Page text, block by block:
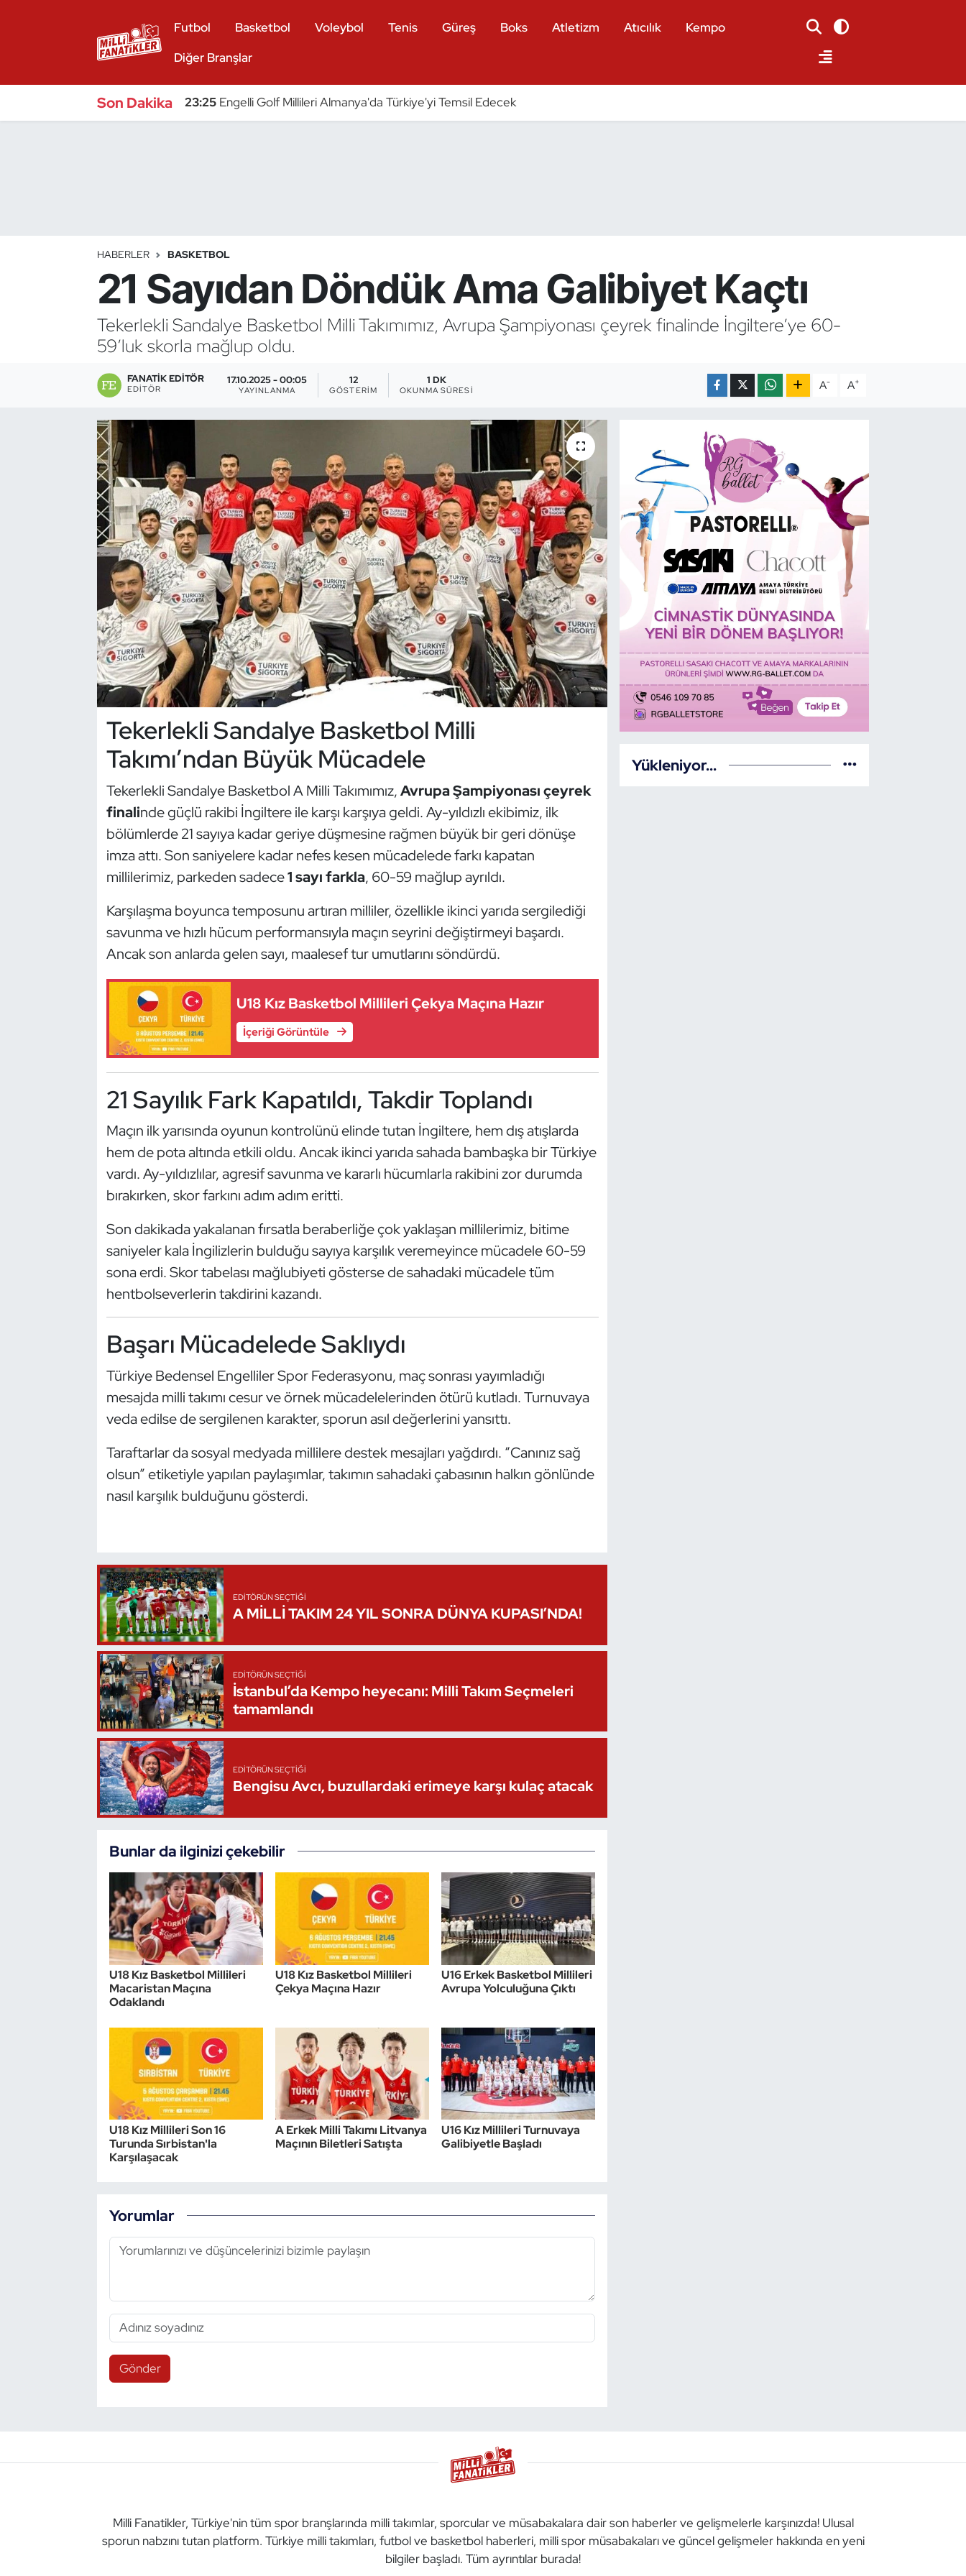
Futbol Basketbol Voleybol Tenis Güreş Boks Atletizm Atıcılık
Kempo
Diğer Branşlar
Son Dakika 23:25 Engelli Golf Millileri Almanya'da Türkiye'yi Temsil Edecek
HABERLER BASKETBOL
21 Sayıdan Döndük Ama Galibiyet Kaçtı
Tekerlekli Sandalye Basketbol Milli Takımımız, Avrupa Şampiyonası çeyrek finalinde İngiltere’ye 60-
59’luk skorla mağlup oldu.
FANATIK EDITÖR
EDITÖR
17.10.2025 - 00:05
YAYINLANMA
12
GÖSTERIM
1 DK
OKUNMA SÜRESI A- A+
Tekerlekli Sandalye Basketbol Milli
Takımı’ndan Büyük Mücadele
Tekerlekli Sandalye Basketbol A Milli Takımımız,Avrupa Şampiyonası çeyrek
finalinde güçlü rakibi İngiltere ile karşı karşıya geldi. Ay-yıldızlı ekibimiz, ilk
bölümlerde 21 sayıya kadar geriye düşmesine rağmen büyük bir geri dönüşe
imza attı. Son saniyelere kadar nefes kesen mücadelede farkı kapatan
millilerimiz, parkeden sadece1 sayı farkla, 60-59 mağlup ayrıldı.
Karşılaşma boyunca temposunu artıran milliler, özellikle ikinci yarıda sergilediği
savunma ve hızlı hücum performansıyla maçın seyrini değiştirmeyi başardı.
Ancak son anlarda gelen sayı, maalesef tur umutlarını söndürdü.
U18 Kız Basketbol Millileri Çekya Maçına Hazır
İçeriği Görüntüle
21 Sayılık Fark Kapatıldı, Takdir Toplandı
Maçın ilk yarısında oyunun kontrolünü elinde tutan İngiltere, hem dış atışlarda
hem de pota altında etkili oldu. Ancak ikinci yarıda sahada bambaşka bir Türkiye
vardı. Ay-yıldızlılar, agresif savunma ve kararlı hücumlarla rakibini zor durumda
bırakırken, skor farkını adım adım eritti.
Son dakikada yakalanan fırsatla beraberliğe çok yaklaşan millilerimiz, bitime
saniyeler kala İngilizlerin bulduğu sayıya karşılık veremeyince mücadele 60-59
sona erdi. Skor tabelası mağlubiyeti gösterse de sahadaki mücadele tüm
hentbolseverlerin takdirini kazandı.
Başarı Mücadelede Saklıydı
Türkiye Bedensel Engelliler Spor Federasyonu, maç sonrası yayımladığı
mesajda milli takımı cesur ve örnek mücadelelerinden ötürü kutladı. Turnuvaya
veda edilse de sergilenen karakter, sporun asıl değerlerini yansıttı.
Taraftarlar da sosyal medyada millilere destek mesajları yağdırdı. “Canınız sağ
olsun” etiketiyle yapılan paylaşımlar, takımın sahadaki çabasının halkın gönlünde
nasıl karşılık bulduğunu gösterdi.
EDITÖRÜN SEÇTIĞI
A MİLLİ TAKIM 24 YIL SONRA DÜNYA KUPASI’NDA!
EDITÖRÜN SEÇTIĞI
İstanbul’da Kempo heyecanı: Milli Takım Seçmeleri
tamamlandı
EDITÖRÜN SEÇTIĞI
Bengisu Avcı, buzullardaki erimeye karşı kulaç atacak
Bunlar da ilginizi çekebilir
U18 Kız Basketbol Millileri
Macaristan Maçına
Odaklandı
U18 Kız Basketbol Millileri
Çekya Maçına Hazır
U16 Erkek Basketbol Millileri
Avrupa Yolculuğuna Çıktı
U18 Kız Millileri Son 16
Turunda Sırbistan'la
Karşılaşacak
A Erkek Milli Takımı Litvanya
Maçının Biletleri Satışta
U16 Kız Millileri Turnuvaya
Galibiyetle Başladı
Yorumlar
Gönder
Yükleniyor...
Milli Fanatikler, Türkiye'nin tüm spor branşlarında milli takımlar, sporcular ve müsabakalara dair son haberler ve gelişmelerle karşınızda! Ulusal
sporun nabzını tutan platform. Türkiye milli takımları, futbol ve basketbol haberleri, milli spor müsabakaları ve güncel gelişmeler hakkında en yeni
bilgiler başladı. Tüm ayrıntılar burada!
Bocce Bowling Dart
Buz Hokeyi
Buz Pateni
Çim Hokeyi
Dans Sporları
Hava Sporları
İşitme Engelli Sporcular
Judo ve Kuraş
Kano ve Rafting
Modern Pentatlon
Motor Sporları
Oryantiring
Özel Sporcular
Paralimpik
Sualtı Sporları
Vücut Geliştirme Fitness